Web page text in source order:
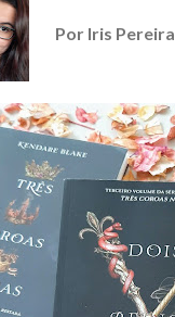
Por Iris Pereira